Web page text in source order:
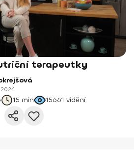
terapeutky
2024
15 min 15661 vidění